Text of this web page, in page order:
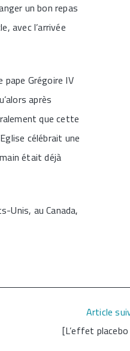
un bon repas
avec l’arrivée
Grégoire IV
après
que cette
célébrait une
était déjà
Unis, au Canada,
Article
[L’effet